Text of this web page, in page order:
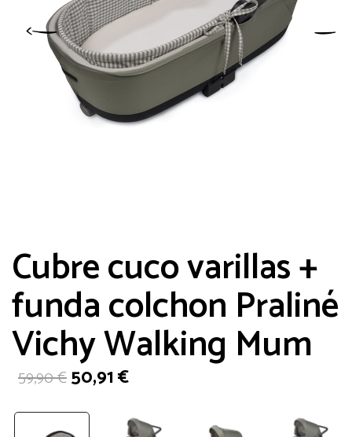
Cubre cuco varillas +
funda colchon Praliné
Vichy Walking Mum
59,90€El
precio
era:
59,90 €.
50,91€Elprecio
es:
50,91 €.